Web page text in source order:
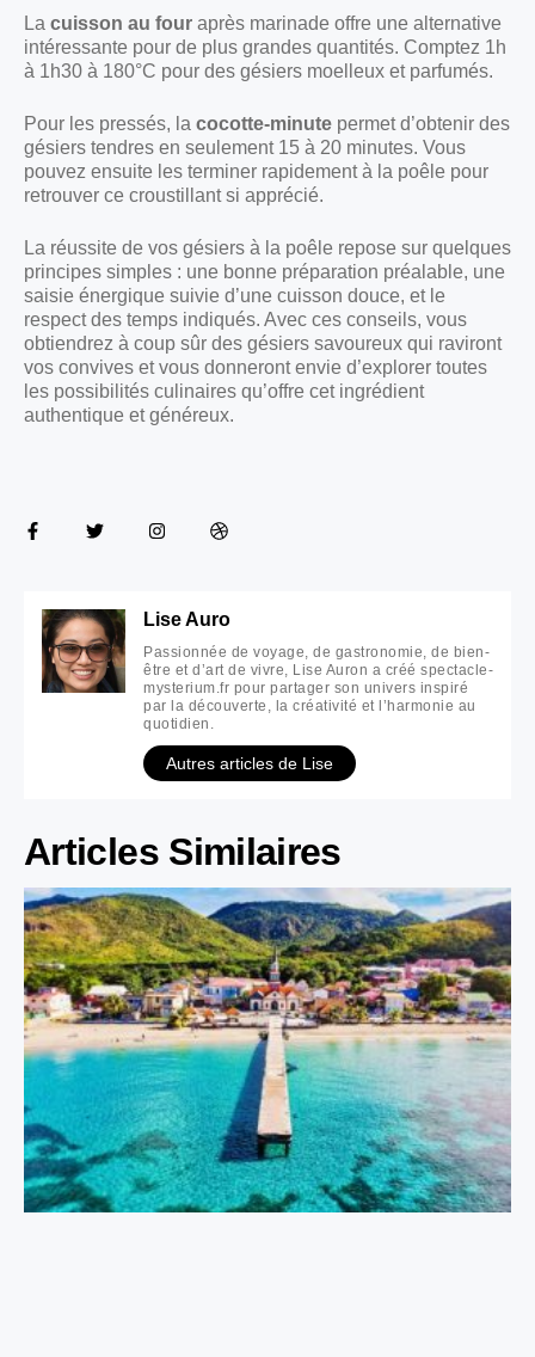
La cuisson au four après marinade offre une alternative
intéressante pour de plus grandes quantités. Comptez 1h
à 1h30 à 180°C pour des gésiers moelleux et parfumés.
Pour les pressés, la cocotte-minute permet d’obtenir des
gésiers tendres en seulement 15 à 20 minutes. Vous
pouvez ensuite les terminer rapidement à la poêle pour
retrouver ce croustillant si apprécié.
La réussite de vos gésiers à la poêle repose sur quelques
principes simples : une bonne préparation préalable, une
saisie énergique suivie d’une cuisson douce, et le
respect des temps indiqués. Avec ces conseils, vous
obtiendrez à coup sûr des gésiers savoureux qui raviront
vos convives et vous donneront envie d’explorer toutes
les possibilités culinaires qu’offre cet ingrédient
authentique et généreux.
Lise Auro
Passionnée de voyage, de gastronomie, de bien-
être et d’art de vivre, Lise Auron a créé spectacle-
mysterium.fr pour partager son univers inspiré
par la découverte, la créativité et l’harmonie au
quotidien.
Autres articles de Lise
Articles Similaires